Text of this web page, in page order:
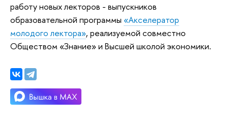
работу новых лекторов - выпускников
образовательной программы «Акселератор
молодого лектора», реализуемой совместно
Обществом «Знание» и Высшей школой экономики.